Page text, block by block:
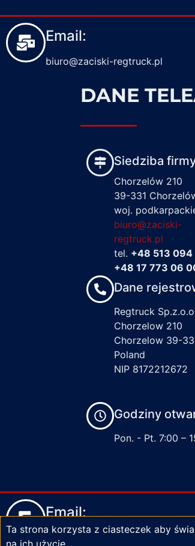
Email:
biuro@zaciski-regtruck.pl
DANE
Siedziba
Chorzelów 210
39-331
woj.
biuro@zaciski-
regtruck.pl
tel. +48 513 094
+48 17 773 06
Dane
Regtruck
Chorzelow 210
Chorzelow 39-
Poland
NIP 8172212672
Godziny
Pon. - Pt. 7:00 –
Email:
biuro@zaciski-regtruck.pl
Ta strona korzysta z ciasteczek aby
na ich użycie